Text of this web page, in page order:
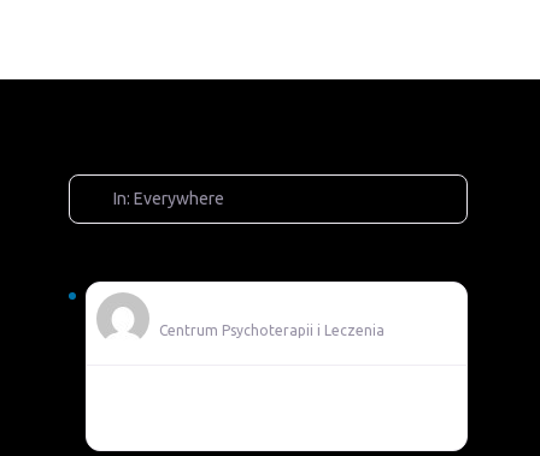
In: Everywhere
Centrum Psychoterapii i Leczenia